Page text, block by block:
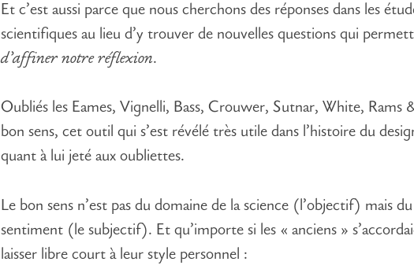
Et c’est aussi parce que nous cherchons des réponses dans les
scientifiques au lieu d’y trouver de nouvelles questions qui
d’affiner notre réflexion.
Oubliés les Eames, Vignelli, Bass, Crouwer, Sutnar, White, Rams
bon sens, cet outil qui s’est révélé très utile dans l’histoire du
quant à lui jeté aux oubliettes.
Le bon sens n’est pas du domaine de la science (l’objectif) mais du
sentiment (le subjectif). Et qu’importe si les « anciens »
laisser libre court à leur style personnel :